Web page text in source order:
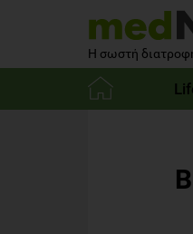
Η σωστή